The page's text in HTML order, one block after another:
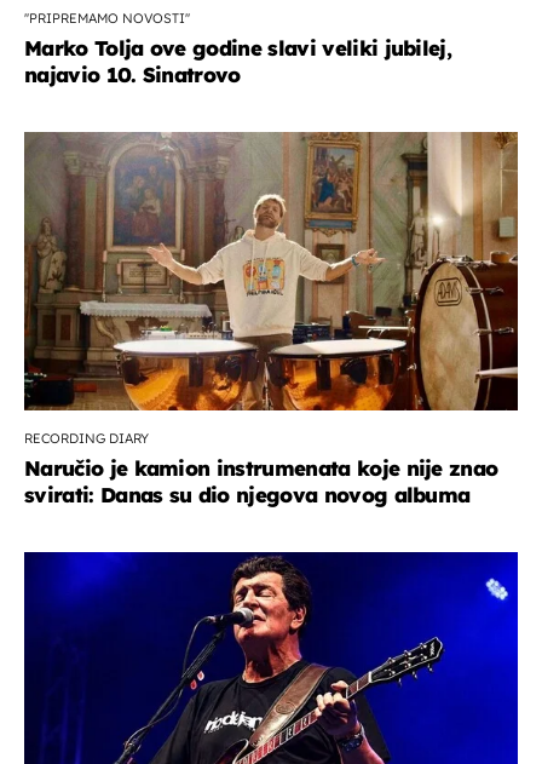
''PRIPREMAMO NOVOSTI''
Marko Tolja ove godine slavi veliki jubilej,
najavio 10. Sinatrovo
RECORDING DIARY
Naručio je kamion instrumenata koje nije znao
svirati: Danas su dio njegova novog albuma